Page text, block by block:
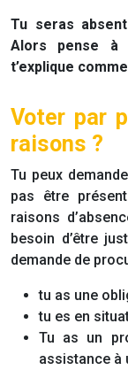
Tu seras
Alors pense à
t’explique
Voter par
raisons ?
Tu peux
pas être
raisons
besoin d’être
demande de
tu as une
tu es en
Tu as un
assistance à